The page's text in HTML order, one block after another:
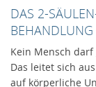
SAPV -
SAPV -
DAS 2-
BEHANDLUNG
Kein Mensch
Das leitet sich
auf körperliche